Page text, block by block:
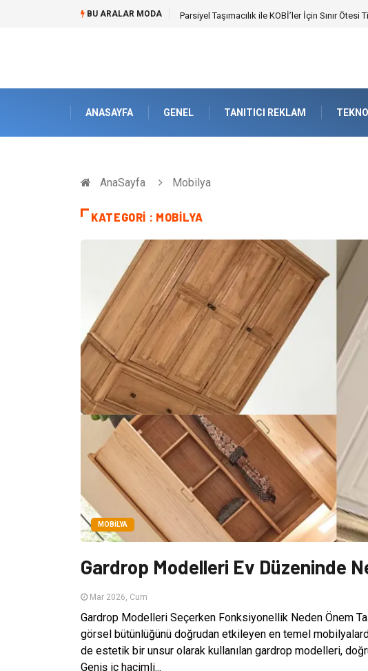
BU ARALAR MODA Br544 ile Lastik ve Plastik Modifikasyonunda
ANASAYFA GENEL TANITICI REKLAM
AnaSayfa Mobilya
KATEGORI : MOBILYA
MOBILYA
Gardrop Modelleri Ev Düzeninde
Mar 2026, Cum
Gardrop Modelleri Seçerken Fonksiyonellik Neden Önem
görsel bütünlüğünü doğrudan etkileyen en temel
de estetik bir unsur olarak kullanılan gardrop modelleri,
Geniş iç hacimli...